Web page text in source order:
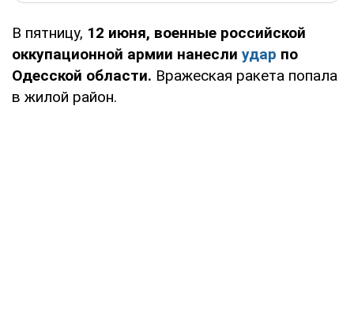
В пятницу, 12 июня, военные российской
оккупационной армии нанесли удар по
Одесской области. Вражеская ракета попала
в жилой район.